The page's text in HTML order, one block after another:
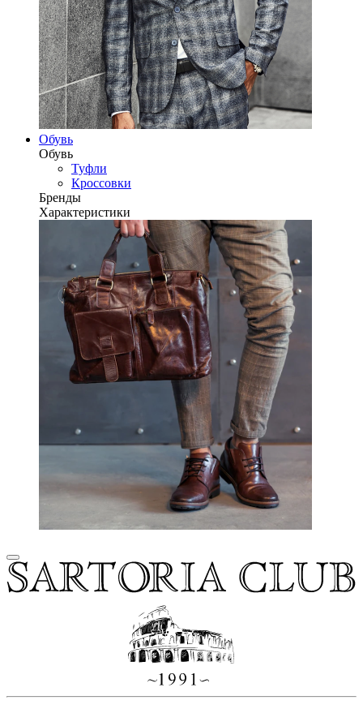
Обувь
Обувь
Туфли
Кроссовки
Бренды
Характеристики